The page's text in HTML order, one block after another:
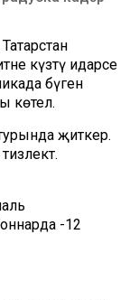
күзәтү идарәсе
бүген
җиткерә.
-12